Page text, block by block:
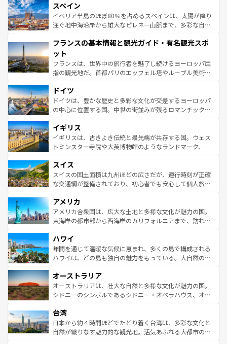
ろん、トスカーナの美しい田園風景やアマルフィ海岸の絶
景など、自然景観も見逃せない。観光の合間には、本場の
ピザやパスタなど、絶品のイタリア料理を堪能することも
ませてくれるイタリアで、忘れられない旅をしてみよう！
なお、新着のイタリア情報は
しい。
スペイン
イベリア半島のほぼ80％を占めるスペインは、太陽が降り
注ぐ地中海沿岸から雄大なピレネー山脈まで、多彩な自然
文化が根付くこの国では、情熱的なフラメンコ、熱気あふ
れる闘牛、そして美味しいタパスが生活の一部となってい
る。首都マドリードの洗練された雰囲気や、バルセロナの
アートに溢れた街角から、地方では古代ローマ遺跡や中世
せる。地方によって風土や気候が異なるスペインはその個
性で訪れる人を魅了する。 なお、新着のスペイン情報は コ
ンテンツ一覧を参照してほしい。
フランスの基本情報と観光ガイド・有名観光スポ
ット
フランスは、世界中の旅行者を魅了し続けるヨーロッパ屈
指の観光地だ。首都パリのエッフェル塔やルーブル美術館
で、幅広い魅力が詰まっている。華麗な宮殿、歴史的な大
聖堂、美しいビーチ、そして豊かな自然が、訪れる者を心
から魅了する。また、フランスは美食の国としても知ら
いる。シャンパンの発祥地であるランス、プロヴァンスの
香り高いラベンダー畑など、多彩な楽しみ方が可能だ。さ
らに、パリ以外の地域にも魅力が溢れており、どの街角に
れる地方に足を運ぶとそれぞれで全く異なる文化を体験で
きるだろう。 なお、新着のフランス情報はコンテンツ一覧
を参照してほしい。
ドイツ
ドイツは、豊かな歴史と多彩な文化が交差するヨーロッパ
の中心に位置する国。中世の街並みが残るロマンチック街
顔を持つこの国は、どこを歩いても飽きることがない。ベ
ルリンの文化的活気、バイエルン州のアルプスの絶景、そ
してライン川沿いのワイン畑といった風景は必見。ビール
は、お酒好きな人にはぜひ体験してほしい。 なお、新着の
ドイツ情報はコンテンツ一覧を参照してほしい。
イギリス
イギリスは、古きよき伝統と最先端が共存する国。ウェス
トミンスター寺院や大英博物館のようなランドマーク、歴
リアごとに異なる魅力がある。また、優雅なアフタヌーン
ティー、ビール好きにはたまらない英国パブ、サッカー観
戦など、本場だからこそできる体験も豊富。イギリスを旅
ンツ一覧を参照してほしい。
スイス
スイスの国土面積は九州ほどの広さだが、運行時刻が正確
な交通網が整備されており、初心者でも安心して個人旅行
の建物がそのまま残る町や、スイスならではのユニークな
博物館もあり、アルプス観光だけでなく町歩きも満喫する
ことができる。国民の所得が高いため物価も高いが、旅行
ば市内交通費無料で観光を楽しむこともできる。 なお、新
着のスイス情報はコンテンツ一覧 を参照してほしい。
アメリカ
アメリカ合衆国は、広大な土地と多様な文化が魅力の国。
東海岸の都市部から西海岸のカリフォルニアまで、訪れる
のような巨大都市は、観光、ショッピング、エンターテイ
ンメントが詰まった刺激的なスポットだ。一方、アメリカ
西部には大自然が広がり、グランドキャニオンやイエロー
部のニューオーリンズでは、音楽と美食が融合した独特の
文化が魅力。旅行者はアメリカの各地域で異なる魅力を楽
しみながら、その多様性と豊かな歴史を感じることができ
ならではの贅沢な旅のスタイルだ。 なお、新着のアメリカ
情報はコンテンツ一覧を参照してほしい。
ハワイ
年間を通じて温暖な気候に恵まれ、多くの島で構成される
ハワイは、どの島も独自の魅力をもっている。大自然の神
ワイ島は見逃せない。また、定番の観光地といえばオアフ
島だが、静かな自然を求めるならマウイ島やカウアイ島が
おすすめ。エメラルドグリーンに輝く海をはじめ、豊かな
れるおもてなしの心で訪れる人々を迎えてくれるハワイの
人々、おいしいローカルフードやハワイアンミュージッ
ク、伝統的なフラダンスなど、すべてがハワイの魅力を彩
オーストラリア
オーストラリアは、壮大な自然と多様な文化が魅力の国。
シドニーのシンボルであるシドニー・オペラハウス、オー
リアリーフや大陸中央部にそびえるウルル（エアーズロッ
ク）、タスマニアの美しい原生林やケアンズの熱帯雨林な
ど、見どころがたくさん。また、カフェやワイン、オージ
台湾
日本から約４時間ほどでたどり着く台湾は、多彩な文化と
自然が織りなす魅力的な観光地。活気あふれる大都市の台